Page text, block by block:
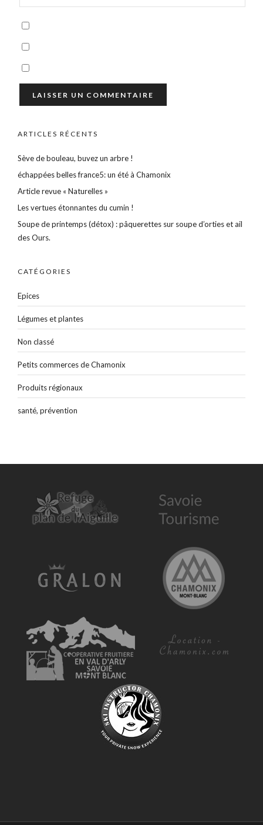
ARTICLES RÉCENTS
Sève de bouleau, buvez un arbre !
échappées belles france5: un été à Chamonix
Article revue « Naturelles »
Les vertues étonnantes du cumin !
Soupe de printemps (détox) : pâquerettes sur soupe d’orties et ail
des Ours.
CATÉGORIES
Epices
Légumes et plantes
Non classé
Petits commerces de Chamonix
Produits régionaux
santé, prévention